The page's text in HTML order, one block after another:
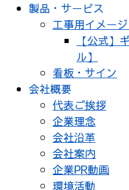
製品・サービス
工事用イメー
【公式】
ル】
看板・サイン
会社概要
代表ご挨拶
企業理念
会社沿革
会社案内
企業PR動画
環境活動